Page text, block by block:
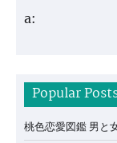
a:
Popular
桃色恋愛図鑑 男と